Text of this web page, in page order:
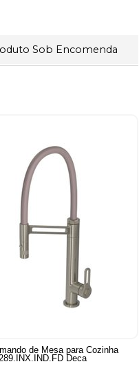
Sob Encomenda
de Mesa para Cozinha
Deca